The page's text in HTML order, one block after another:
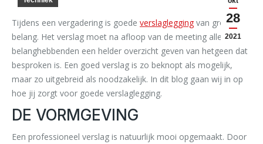
28
2021
Tijdens een vergadering is goede verslaglegging van groot
belang. Het verslag moet na afloop van de meeting alle
belanghebbenden een helder overzicht geven van hetgeen dat
besproken is. Een goed verslag is zo beknopt als mogelijk,
maar zo uitgebreid als noodzakelijk. In dit blog gaan wij in op
hoe jij zorgt voor goede verslaglegging.
DE VORMGEVING
Een professioneel verslag is natuurlijk mooi opgemaakt. Door